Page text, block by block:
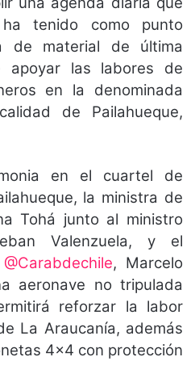
tenido como punto
de material de última
apoyar las labores de
en la denominada
de Pailahueque,
en el cuartel de
la ministra de
Tohá junto al ministro
Valenzuela, y el
@Carabdechile, Marcelo
aeronave no tripulada
reforzar la labor
La Araucanía, además
4×4 con protección